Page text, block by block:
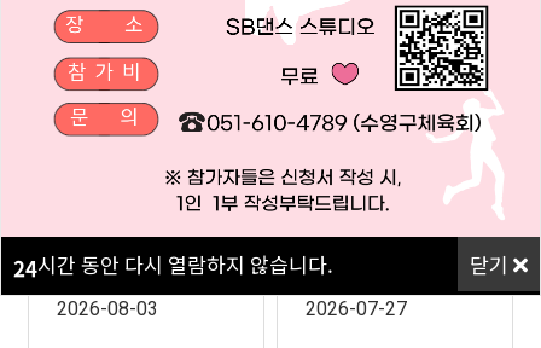
시간 동안 다시 열람하지 않습니다. 닫기
24시간 동안 다시 열람하지 않습니다. 닫기
문서자료실 Q&A
2026년 다문화가정
생활체육교실 참여자
모집 안내입니다많은
참여 부탁드립니다^^&
2026-08-03
2026 하반기 생활체육교실 & 장수체육대학 참여자 모…
2026년 하반기 생활
체육교실 & 장수체육
대학 참여자 모집 안내
입니다많은 참여 ...
2026-07-27